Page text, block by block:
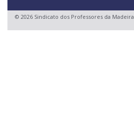
© 2026 Sindicato dos Professores da Madeira